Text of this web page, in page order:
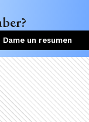
Dame un resumen